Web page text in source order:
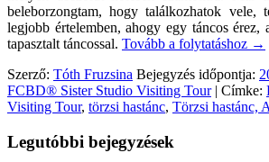
beleborzongtam, hogy találkozhatok vele,
legjobb értelemben, ahogy egy táncos érez,
tapasztalt táncossal. Tovább a folytatáshoz →
Szerző: Tóth Fruzsina Bejegyzés időpontja:
FCBD® Sister Studio Visiting Tour| Címke:
Visiting Tour, törzsi hastánc, Törzsi hastánc,
Legutóbbi bejegyzések